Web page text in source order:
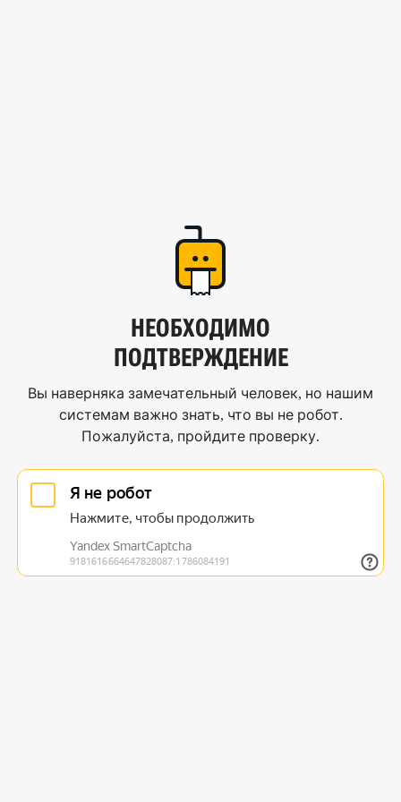
НЕОБХОДИМО
ПОДТВЕРЖДЕНИЕ
Вы наверняка замечательный человек, но нашим
системам важно знать, что вы не робот.
Пожалуйста, пройдите проверку.